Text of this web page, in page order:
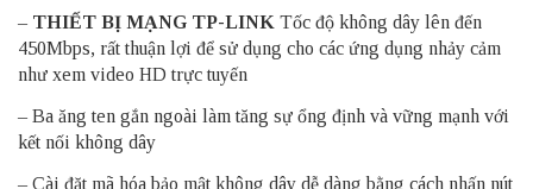
– THIẾT BỊ MẠNG TP-LINK Tốc độ không dây lên đến
450Mbps, rất thuận lợi để sử dụng cho các ứng dụng nhảy cảm
như xem video HD trực tuyến
– Ba ăng ten gắn ngoài làm tăng sự ổng định và vững mạnh với
kết nối không dây
– Cài đặt mã hóa bảo mật không dây dễ dàng bằng cách nhấn nút